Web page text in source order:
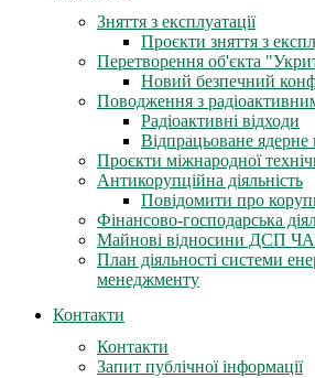
Зняття з експлуатації
Проєкти зняття з
Перетворення об'єкта
Новий безпечний
Поводження з
Радіоактивні відходи
Відпрацьоване ядерне
Проєкти міжнародної
Антикорупційна діяльність
Повідомити про
Фінансово-господарська
Майнові відносини ДСП
План діяльності системи
менеджменту
Контакти
Контакти
Запит публічної інформації